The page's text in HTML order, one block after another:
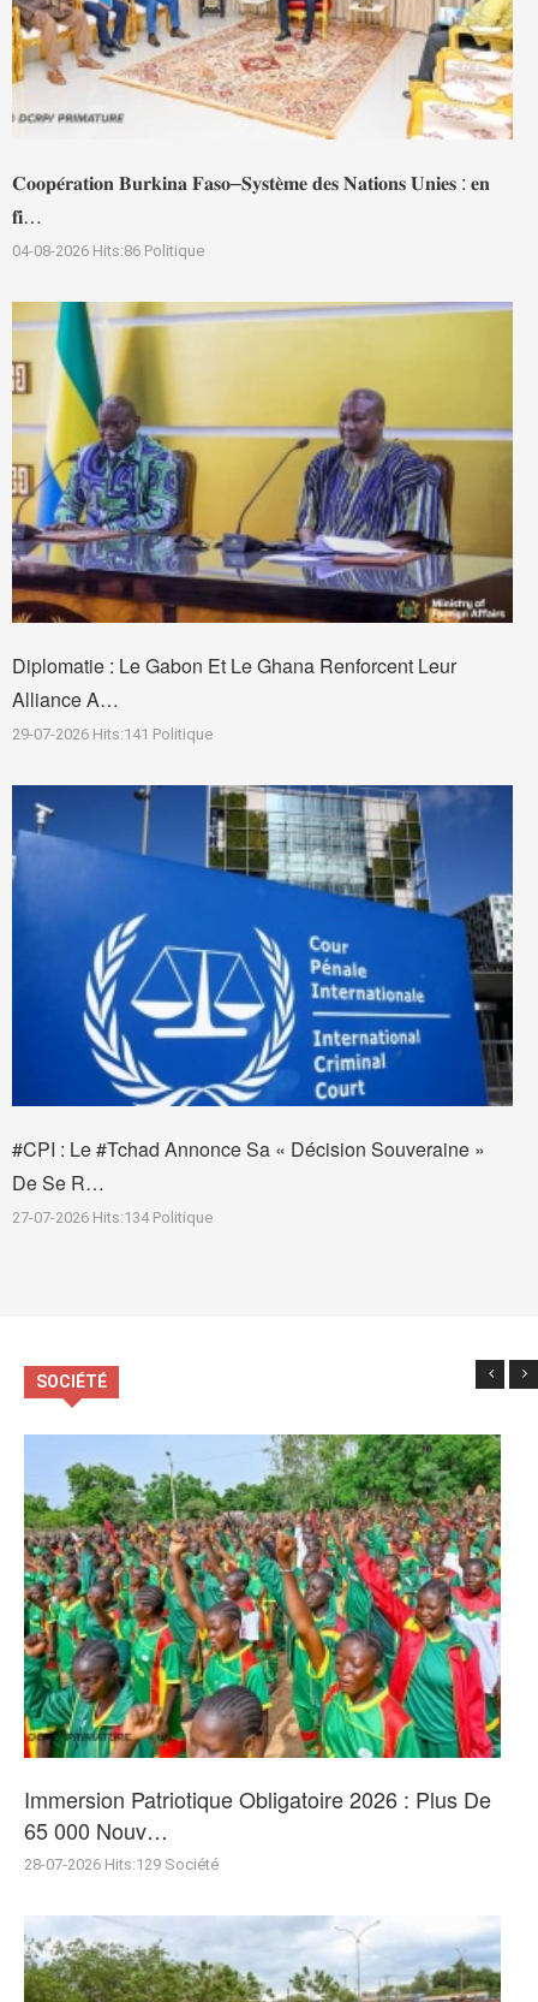
𝐂𝐨𝐨𝐩𝐞́𝐫𝐚𝐭𝐢𝐨𝐧 𝐁𝐮𝐫𝐤𝐢𝐧𝐚 𝐅𝐚𝐬𝐨–𝐒𝐲𝐬𝐭𝐞̀𝐦𝐞 𝐝𝐞𝐬 𝐍𝐚𝐭𝐢𝐨𝐧𝐬 𝐔𝐧𝐢𝐞𝐬 : 𝐞𝐧
𝐟𝐢…
04-08-2026 Hits:86 Politique
Diplomatie : Le Gabon Et Le Ghana Renforcent Leur
Alliance A…
29-07-2026 Hits:141 Politique
#CPI : Le #Tchad Annonce Sa « Décision Souveraine »
De Se R…
27-07-2026 Hits:134 Politique
SOCIÉTÉ
Immersion Patriotique Obligatoire 2026 : Plus De
65 000 Nouv…
28-07-2026 Hits:129 Société